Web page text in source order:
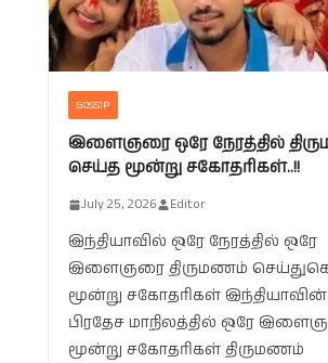
GOSSIP
இளைஞரை ஒரே நேரத்தில்
செய்த மூன்று சகோதரிகள்..!!
July 25, 2026 Editor
இந்தியாவில் ஒரே நேரத்தில் ஒரே
இளைஞரை திருமணம்
மூன்று சகோதரிகள்
பிரதேச மாநிலத்தில் ஒரே
மூன்று சகோதரிகள் திருமணம்